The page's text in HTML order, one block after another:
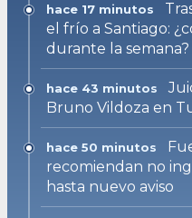
hace 17 minutos
el frío a Santiago:
durante la semana?
hace 43 minutos
Bruno Vildoza en
hace 50 minutos
recomiendan no
hasta nuevo aviso